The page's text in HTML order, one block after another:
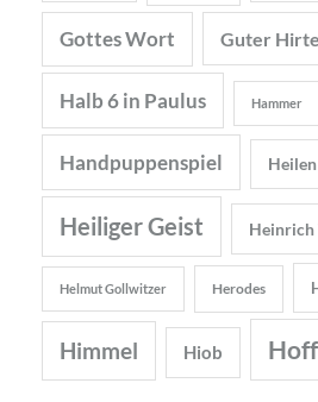
Gottes Wort Guter Hirte
Halb 6 in Paulus Hammer
Handpuppenspiel Heilen
Heiliger Geist Heinrich
Helmut Gollwitzer Herodes
Himmel Hiob